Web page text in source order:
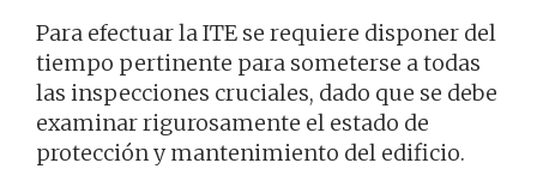
Para efectuar la ITE se requiere disponer del
tiempo pertinente para someterse a todas
las inspecciones cruciales, dado que se debe
examinar rigurosamente el estado de
protección y mantenimiento del edificio.